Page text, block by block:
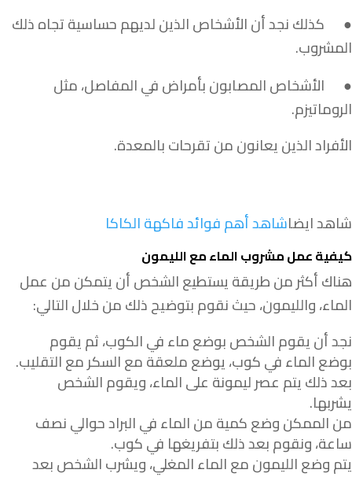
● كذلك نجد أن الأشخاص الذين لديهم حساسية تجاه ذلك
المشروب.
● الأشخاص المصابون بأمراض في المفاصل، مثل
الروماتيزم.
الأفراد الذين يعانون من تقرحات بالمعدة.
شاهد ايضاشاهد أهم فوائد فاكهة الكاكا
كيفية عمل مشروب الماء مع الليمون
هناك أكثر من طريقة يستطيع الشخص أن يتمكن من عمل
الماء، والليمون، حيث نقوم بتوضيح ذلك من خلال التالي:
نجد أن يقوم الشخص بوضع ماء في الكوب، ثم يقوم
بوضع الماء في كوب، يوضع ملعقة مع السكر مع التقليب.
بعد ذلك يتم عصر ليمونة على الماء، ويقوم الشخص
يشربها.
من الممكن وضع كمية من الماء في البراد حوالي نصف
ساعة، ونقوم بعد ذلك بتفريغها في كوب.
يتم وضع الليمون مع الماء المغلي، ويشرب الشخص بعد